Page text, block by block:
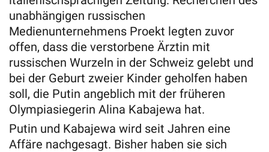
unabhängigen russischen
Medienunternehmens Proekt legten zuvor
offen, dass die verstorbene Ärztin mit
russischen Wurzeln in der Schweiz gelebt und
bei der Geburt zweier Kinder geholfen haben
soll, die Putin angeblich mit der früheren
Olympiasiegerin Alina Kabajewa hat.
Putin und Kabajewa wird seit Jahren eine
Affäre nachgesagt. Bisher haben sie sich